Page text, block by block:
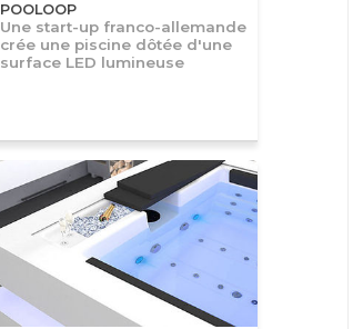
POOLOOP
Une start-up franco-allemande
crée une piscine dôtée d'une
surface LED lumineuse